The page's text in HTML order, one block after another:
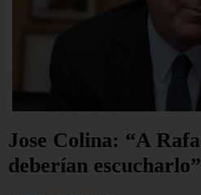
Jose Colina: “A
deberían escucharlo”